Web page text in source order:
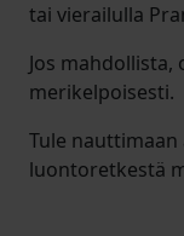
tai vierailulla
Jos
merikelpoisesti.
Tule
luontoretkestä